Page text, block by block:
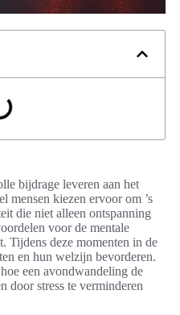
bijdrage leveren aan het
mensen kiezen ervoor om ’s
die niet alleen ontspanning
voor de mentale
Tijdens deze momenten in de
en hun welzijn bevorderen.
een avondwandeling de
door stress te verminderen